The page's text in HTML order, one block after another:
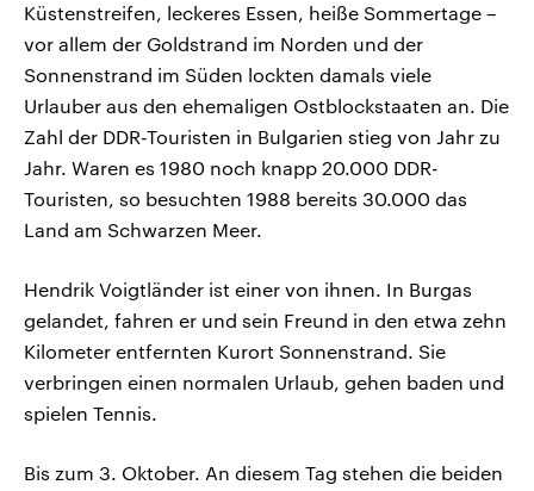
Küstenstreifen, leckeres Essen, heiße Sommertage –
vor allem der Goldstrand im Norden und der
Sonnenstrand im Süden lockten damals viele
Urlauber aus den ehemaligen Ostblockstaaten an. Die
Zahl der DDR-Touristen in Bulgarien stieg von Jahr zu
Jahr. Waren es 1980 noch knapp 20.000 DDR-
Touristen, so besuchten 1988 bereits 30.000 das
Land am Schwarzen Meer.
Hendrik Voigtländer ist einer von ihnen. In Burgas
gelandet, fahren er und sein Freund in den etwa zehn
Kilometer entfernten Kurort Sonnenstrand. Sie
verbringen einen normalen Urlaub, gehen baden und
spielen Tennis.
Bis zum 3. Oktober. An diesem Tag stehen die beiden